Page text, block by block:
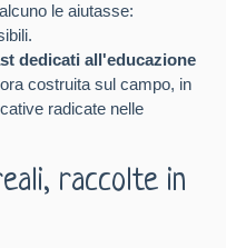
le aiutasse:
dedicati all'educazione
costruita sul campo, in
radicate nelle
raccolte in